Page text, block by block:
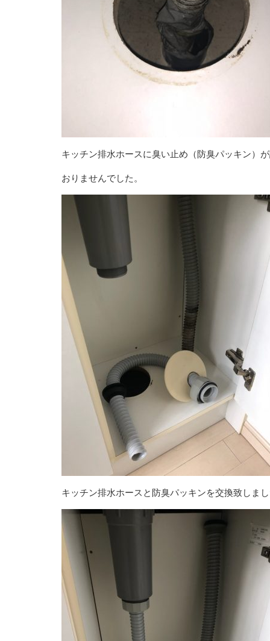
キッチン排水ホースに臭い止め（防臭パッキン）
おりませんでした。
キッチン排水ホースと防臭パッキンを交換致しまし